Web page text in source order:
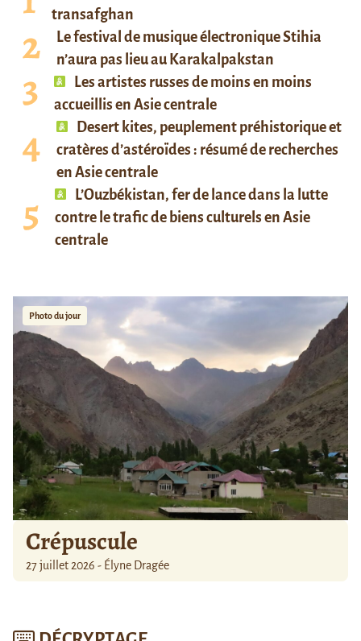
transafghan
Le festival de musique électronique Stihia
n’aura pas lieu au Karakalpakstan
Les artistes russes de moins en moins
accueillis en Asie centrale
Desert kites, peuplement préhistorique et
cratères d’astéroïdes : résumé de recherches
en Asie centrale
L’Ouzbékistan, fer de lance dans la lutte
contre le trafic de biens culturels en Asie
centrale
Photo du jour
Crépuscule
27 juillet 2026 - Élyne Dragée